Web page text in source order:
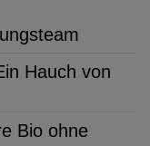
Hauch von
Bio ohne